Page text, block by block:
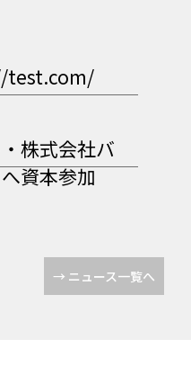
test.com/
株式会社バ
資本参加
→ ニュース一覧へ